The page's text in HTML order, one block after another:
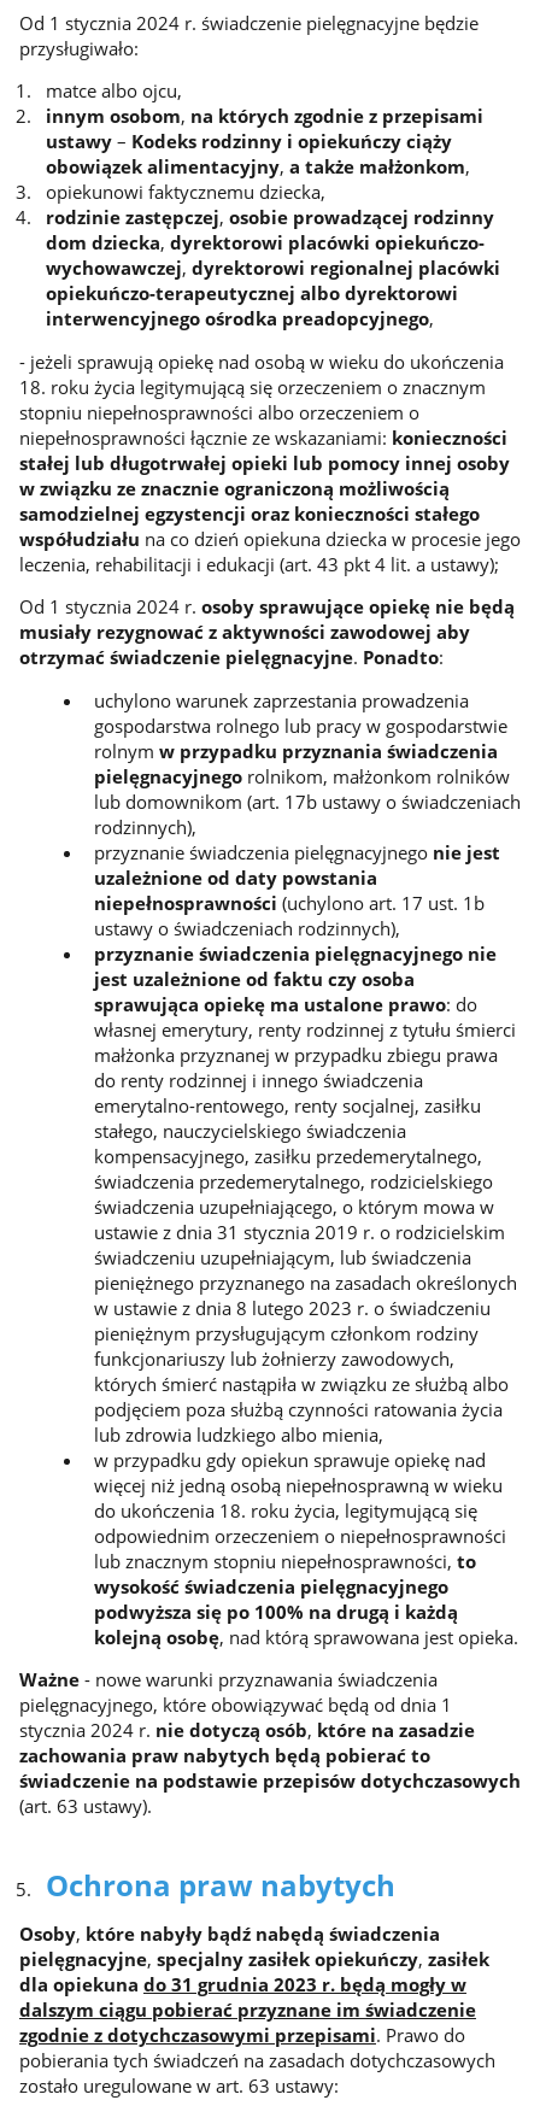
Od 1 stycznia 2024 r. świadczenie pielęgnacyjne będzie
przysługiwało:
matce albo ojcu,
innym osobom, na których zgodnie z przepisami
ustawy– Kodeks rodzinny i opiekuńczy ciąży
obowiązek alimentacyjny, a także małżonkom,
opiekunowi faktycznemu dziecka,
rodzinie zastępczej, osobie prowadzącej rodzinny
dom dziecka, dyrektorowi placówki opiekuńczo-
wychowawczej, dyrektorowi regionalnej placówki
opiekuńczo-terapeutycznej albo dyrektorowi
interwencyjnego ośrodka preadopcyjnego,
- jeżeli sprawują opiekę nad osobą w wieku do ukończenia
18. roku życia legitymującą się orzeczeniem o znacznym
stopniu niepełnosprawności albo orzeczeniem o
niepełnosprawności łącznie ze wskazaniami: konieczności
stałej lub długotrwałej opieki lub pomocy innej osoby
w związku ze znacznie ograniczoną możliwością
samodzielnej egzystencji oraz konieczności stałego
współudziału na co dzień opiekuna dziecka w procesie jego
leczenia, rehabilitacji i edukacji (art. 43 pkt 4 lit. a ustawy);
Od 1 stycznia 2024 r. osoby sprawujące opiekę nie będą
musiały rezygnować z aktywności zawodowej aby
otrzymać świadczenie pielęgnacyjne. Ponadto:
uchylono warunek zaprzestania prowadzenia
gospodarstwa rolnego lub pracy w gospodarstwie
rolnym w przypadku przyznania świadczenia
pielęgnacyjnegorolnikom, małżonkom rolników
lub domownikom (art. 17b ustawy o świadczeniach
rodzinnych),
przyznanie świadczenia pielęgnacyjnego nie jest
uzależnione od daty powstania
niepełnosprawności (uchylono art. 17 ust. 1b
ustawy o świadczeniach rodzinnych),
przyznanie świadczenia pielęgnacyjnego nie
jest uzależnione od faktu czy osoba
sprawująca opiekę ma ustalone prawo: do
własnej emerytury, renty rodzinnej z tytułu śmierci
małżonka przyznanej w przypadku zbiegu prawa
do renty rodzinnej i innego świadczenia
emerytalno-rentowego, renty socjalnej, zasiłku
stałego, nauczycielskiego świadczenia
kompensacyjnego, zasiłku przedemerytalnego,
świadczenia przedemerytalnego, rodzicielskiego
świadczenia uzupełniającego, o którym mowa w
ustawie z dnia 31 stycznia 2019 r. o rodzicielskim
świadczeniu uzupełniającym, lub świadczenia
pieniężnego przyznanego na zasadach określonych
w ustawie z dnia 8 lutego 2023 r. o świadczeniu
pieniężnym przysługującym członkom rodziny
funkcjonariuszy lub żołnierzy zawodowych,
których śmierć nastąpiła w związku ze służbą albo
podjęciem poza służbą czynności ratowania życia
lub zdrowia ludzkiego albo mienia,
w przypadku gdy opiekun sprawuje opiekę nad
więcej niż jedną osobą niepełnosprawną w wieku
do ukończenia 18. roku życia, legitymującą się
odpowiednim orzeczeniem o niepełnosprawności
lub znacznym stopniu niepełnosprawności, to
wysokość świadczenia pielęgnacyjnego
podwyższa się po 100% na drugą i każdą
kolejną osobę, nad którą sprawowana jest opieka.
Ważne - nowe warunki przyznawania świadczenia
pielęgnacyjnego, które obowiązywać będą od dnia 1
stycznia 2024 r. nie dotyczą osób, które na zasadzie
zachowania praw nabytych będą pobierać to
świadczenie na podstawie przepisów dotychczasowych
(art. 63 ustawy).
Ochrona praw nabytych
Osoby, które nabyły bądź nabędą świadczenia
pielęgnacyjne, specjalny zasiłek opiekuńczy, zasiłek
dla opiekuna do 31 grudnia 2023 r. będą mogły w
dalszym ciągu pobierać przyznane im świadczenie
zgodnie z dotychczasowymi przepisami. Prawo do
pobierania tych świadczeń na zasadach dotychczasowych
zostało uregulowane w art. 63 ustawy: